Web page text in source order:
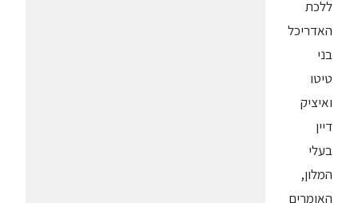
ללכת
האדריכל
בני
טיטו
ואיציק
דיין
בעלי
המלון,
האומרים